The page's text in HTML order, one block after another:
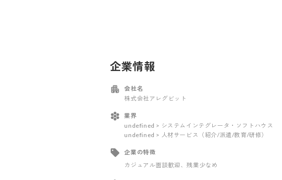
企業情報
会社名
株式会社アレグビット
業界
undefined > システムインテグレータ・ソフトハウス
undefined > 人材サービス（紹介/派遣/教育/研修）
企業の特徴
カジュアル面談歓迎、残業少なめ